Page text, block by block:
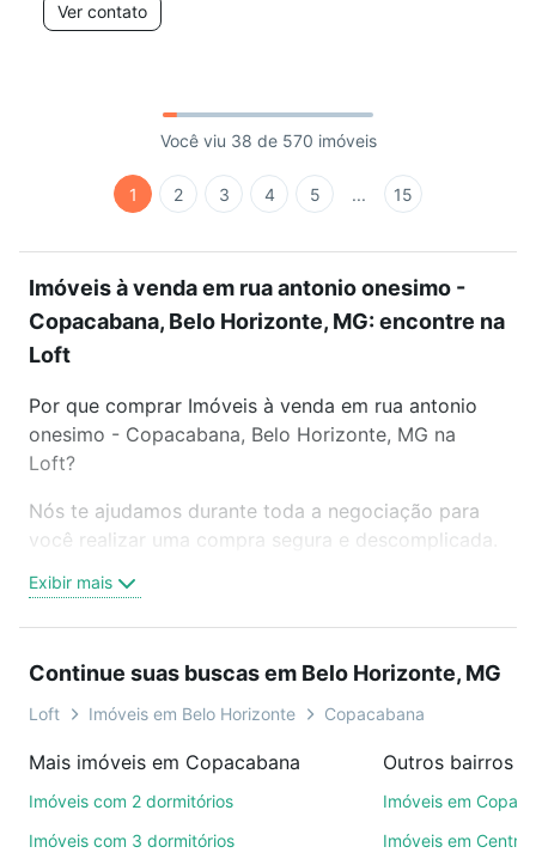
Ver contato
Você viu 38 de 570 imóveis
1 2 3 4 5 ... 15
Imóveis à venda em rua antonio onesimo -
Copacabana, Belo Horizonte, MG: encontre na
Loft
Por que comprar Imóveis à venda em rua antonio
onesimo - Copacabana, Belo Horizonte, MG na
Loft?
Nós te ajudamos durante toda a negociação para
você realizar uma compra segura e descomplicada.
trabalho e do metrô, aqui você vai encontrar a
oferta ideal de Imóveis à venda em rua antonio
conquistar seu sonho. Agende uma visita presencial
ou por videochamada, é grátis, sem compromisso e
imobiliárias te ajudando na compra, venda ou troca
de imóveis.
Como escolher um imóvel?
Exibir mais
Continue suas buscas em Belo Horizonte, MG
Loft Imóveis em Belo Horizonte Copacabana
Mais imóveis em Copacabana
Imóveis com 2 dormitórios
Imóveis com 3 dormitórios
Imóveis em
Imóveis em Centro